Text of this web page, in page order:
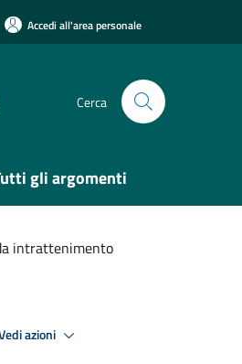
Accedi all'area personale
Cerca
gli argomenti
intrattenimento
azioni